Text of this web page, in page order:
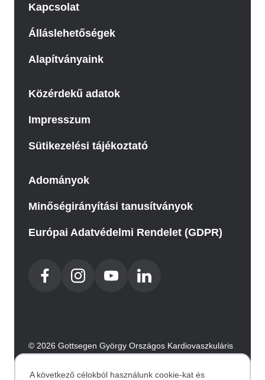
Kapcsolat
Álláslehetőségek
Alapítványaink
Közérdekű adatok
Impresszum
Sütikezelési tájékoztató
Adományok
Minőségirányítási tanusítványok
Európai Adatvédelmi Rendelet (GDPR)
© 2026 Gottsegen György Országos Kardiovaszkuláris
Intézet. Minden jog fenntartva.
A következő célokból használunk cookie-kat és